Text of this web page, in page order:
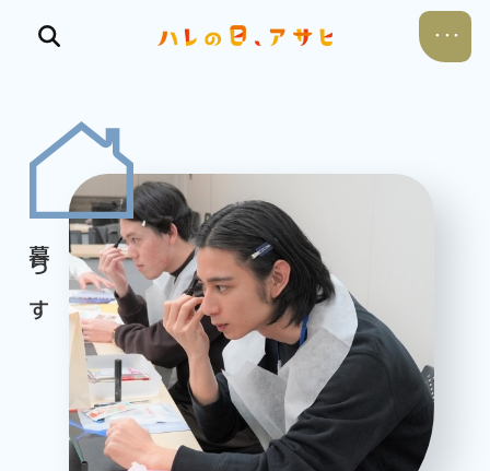
食べる
飲む
暮らす
遊ぶ